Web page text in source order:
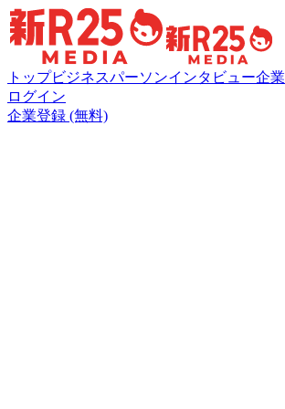
トップビジネスパーソンインタビュー企
ログイン
企業登録 (無料)